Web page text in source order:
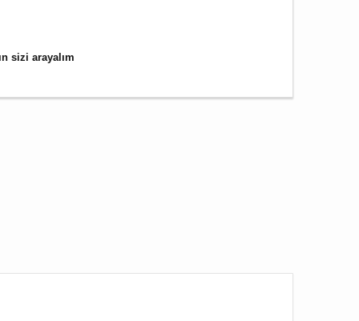
sizi arayalım